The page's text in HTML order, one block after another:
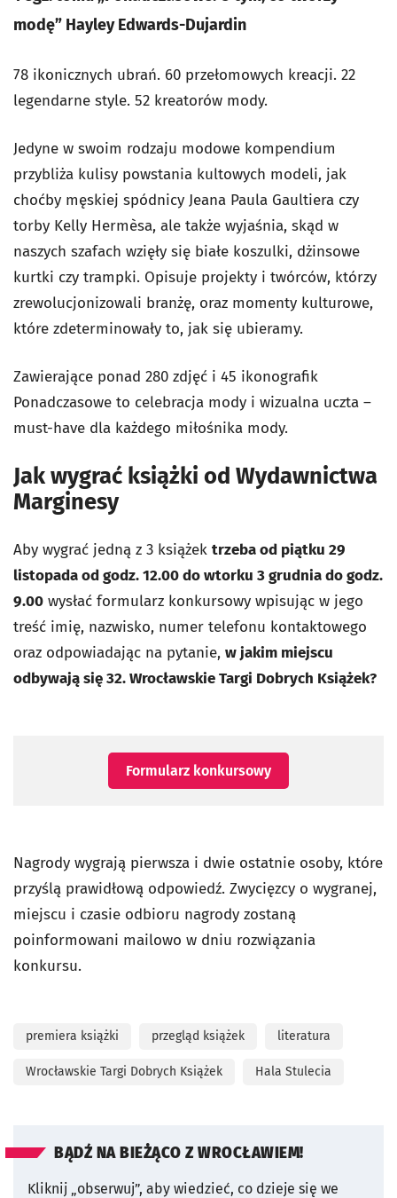
modę” Hayley Edwards-Dujardin
78 ikonicznych ubrań. 60 przełomowych kreacji. 22
legendarne style. 52 kreatorów mody.
Jedyne w swoim rodzaju modowe kompendium
przybliża kulisy powstania kultowych modeli, jak
choćby męskiej spódnicy Jeana Paula Gaultiera czy
torby Kelly Hermèsa, ale także wyjaśnia, skąd w
naszych szafach wzięły się białe koszulki, dżinsowe
kurtki czy trampki. Opisuje projekty i twórców, którzy
zrewolucjonizowali branżę, oraz momenty kulturowe,
które zdeterminowały to, jak się ubieramy.
Zawierające ponad 280 zdjęć i 45 ikonografik
Ponadczasowe to celebracja mody i wizualna uczta –
must-have dla każdego miłośnika mody.
Jak wygrać książki od Wydawnictwa
Marginesy
Aby wygrać jedną z 3 książek trzeba od piątku 29
listopada od godz. 12.00 do wtorku 3 grudnia do godz.
9.00 wysłać formularz konkursowy wpisując w jego
treść imię, nazwisko, numer telefonu kontaktowego
oraz odpowiadając na pytanie, w jakim miejscu
odbywają się 32. Wrocławskie Targi Dobrych Książek?
Formularz konkursowy
Nagrody wygrają pierwsza i dwie ostatnie osoby, które
przyślą prawidłową odpowiedź. Zwycięzcy o wygranej,
miejscu i czasie odbioru nagrody zostaną
poinformowani mailowo w dniu rozwiązania
konkursu.
premiera książki przegląd książek literatura
Wrocławskie Targi Dobrych Książek Hala Stulecia
BĄDŹ NA BIEŻĄCO Z WROCŁAWIEM!
Kliknij „obserwuj”, aby wiedzieć, co dzieje się we